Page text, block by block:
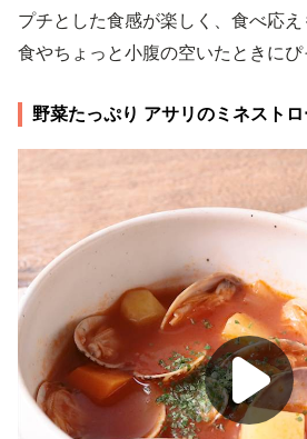
プチとした食感が楽しく、食べ応
食やちょっと小腹の空いたときにぴ
野菜たっぷり アサリのミネストロ